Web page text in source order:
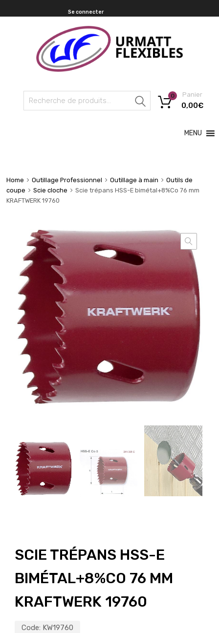
Se connecter
Recherche
Panier
0,00€
0
MENU
Home Outillage Professionnel Outillage à main
Outils de
coupe
Scie cloche
Scie trépans HSS-E bimétal+8%Co 76 mm
KRAFTWERK 19760
SCIE TRÉPANS HSS-E
BIMÉTAL+8%CO 76 MM
KRAFTWERK 19760
Code: KW19760